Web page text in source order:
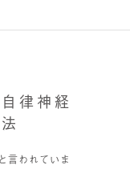
律神経
言われていま